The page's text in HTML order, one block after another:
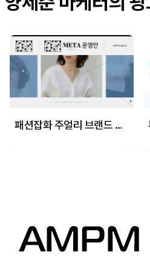
패션잡화 주얼리 브랜드 메타 개선안